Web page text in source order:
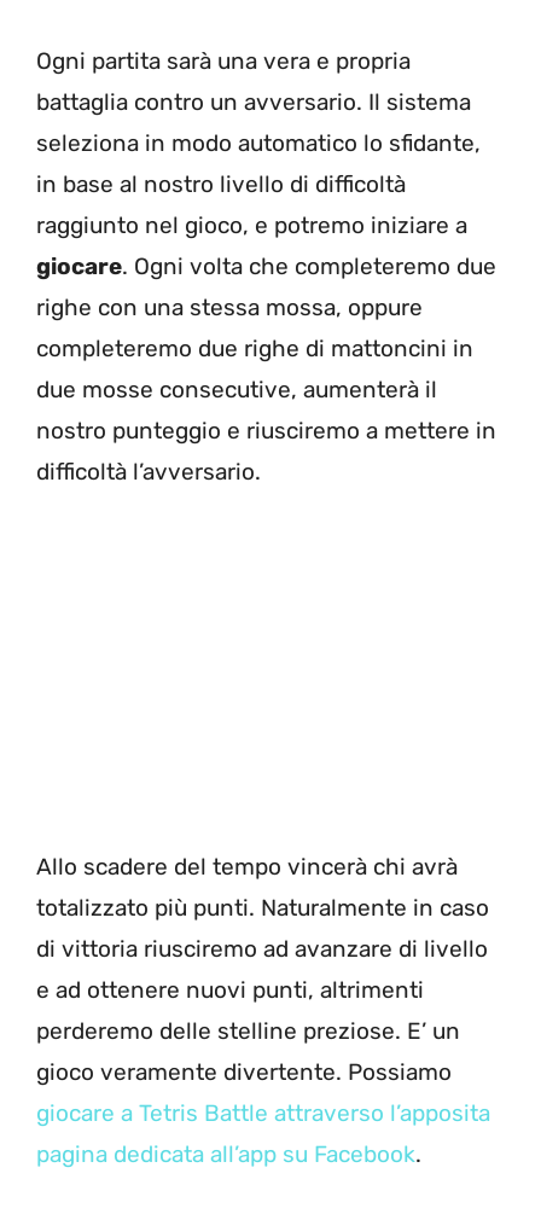
Ogni partita sarà una vera e propria
battaglia contro un avversario. Il sistema
seleziona in modo automatico lo sfidante,
in base al nostro livello di difficoltà
raggiunto nel gioco, e potremo iniziare a
giocare. Ogni volta che completeremo due
righe con una stessa mossa, oppure
completeremo due righe di mattoncini in
due mosse consecutive, aumenterà il
nostro punteggio e riusciremo a mettere in
difficoltà l’avversario.
Allo scadere del tempo vincerà chi avrà
totalizzato più punti. Naturalmente in caso
di vittoria riusciremo ad avanzare di livello
e ad ottenere nuovi punti, altrimenti
perderemo delle stelline preziose. E’ un
gioco veramente divertente. Possiamo
giocare a Tetris Battle attraverso l’apposita
pagina dedicata all’app su Facebook.